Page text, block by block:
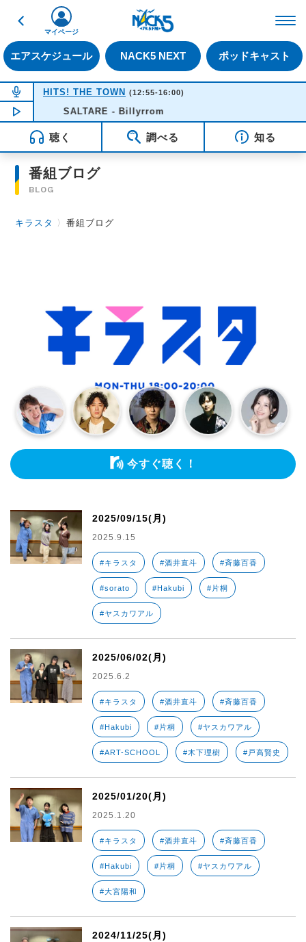
戻る
エアスケジュール NACK5 NEXT ポッドキャスト
マイページ
NOW ON AIR
HITS! THE TOWN (12:55-16:00)
NOW PLAYING14:14
SALTARE - Billyrrom
聴く 調べる 知る
番組ブログ
BLOG
キラスタ 〉番組ブログ
今すぐ聴く！
2025/09/15(月)
2025.9.15
#キラスタ #酒井直斗 #斉藤百香
#sorato #Hakubi #片桐
#ヤスカワアル
2025/06/02(月)
2025.6.2
#キラスタ #酒井直斗 #斉藤百香
#Hakubi #片桐 #ヤスカワアル
#ART-SCHOOL #木下理樹 #戸高賢史
2025/01/20(月)
2025.1.20
#キラスタ #酒井直斗 #斉藤百香
#Hakubi #片桐 #ヤスカワアル
#大宮陽和
2024/11/25(月)